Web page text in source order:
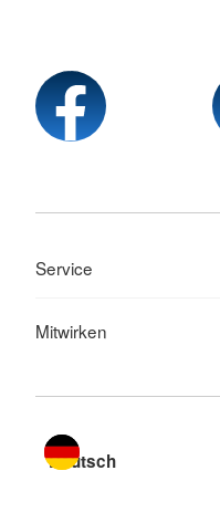
Service
Mitwirken
Sprache wechseln zu